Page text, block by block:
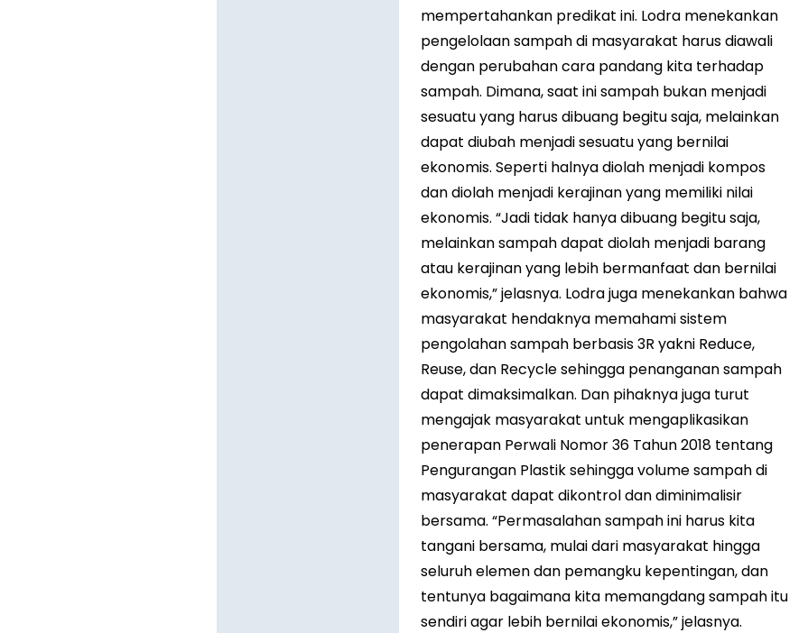
mempertahankan predikat ini. Lodra menekankan
pengelolaan sampah di masyarakat harus diawali
dengan perubahan cara pandang kita terhadap
sampah. Dimana, saat ini sampah bukan menjadi
sesuatu yang harus dibuang begitu saja, melainkan
dapat diubah menjadi sesuatu yang bernilai
ekonomis. Seperti halnya diolah menjadi kompos
dan diolah menjadi kerajinan yang memiliki nilai
ekonomis. “Jadi tidak hanya dibuang begitu saja,
melainkan sampah dapat diolah menjadi barang
atau kerajinan yang lebih bermanfaat dan bernilai
ekonomis,” jelasnya. Lodra juga menekankan bahwa
masyarakat hendaknya memahami sistem
pengolahan sampah berbasis 3R yakni Reduce,
Reuse, dan Recycle sehingga penanganan sampah
dapat dimaksimalkan. Dan pihaknya juga turut
mengajak masyarakat untuk mengaplikasikan
penerapan Perwali Nomor 36 Tahun 2018 tentang
Pengurangan Plastik sehingga volume sampah di
masyarakat dapat dikontrol dan diminimalisir
bersama. “Permasalahan sampah ini harus kita
tangani bersama, mulai dari masyarakat hingga
seluruh elemen dan pemangku kepentingan, dan
tentunya bagaimana kita memangdang sampah itu
sendiri agar lebih bernilai ekonomis,” jelasnya.